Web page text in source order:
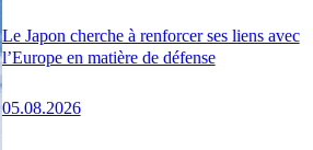
Le Japon cherche à renforcer ses liens avec
l’Europe en matière de défense
05.08.2026